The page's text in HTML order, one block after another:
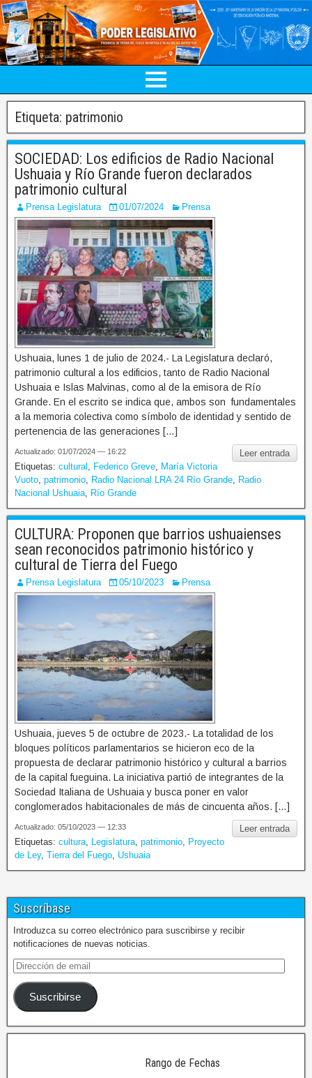
Etiqueta: patrimonio
SOCIEDAD: Los edificios de Radio Nacional
Ushuaia y Río Grande fueron declarados
patrimonio cultural
Prensa Legislatura 01/07/2024 Prensa
Ushuaia, lunes 1 de julio de 2024.- La Legislatura declaró,
patrimonio cultural a los edificios, tanto de Radio Nacional
Ushuaia e Islas Malvinas, como al de la emisora de Río
Grande. En el escrito se indica que, ambos son fundamentales
a la memoria colectiva como símbolo de identidad y sentido de
pertenencia de las generaciones […]
Leer entrada
Actualizado: 01/07/2024 — 16:22
Etiquetas: cultural Federico Greve
María Victoria
Vuoto patrimonio Radio Nacional LRA 24 Río Grande
Radio
Nacional Ushuaia
Río Grande
CULTURA: Proponen que barrios ushuaienses
sean reconocidos patrimonio histórico y
cultural de Tierra del Fuego
Prensa Legislatura 05/10/2023 Prensa
Ushuaia, jueves 5 de octubre de 2023.- La totalidad de los
bloques políticos parlamentarios se hicieron eco de la
propuesta de declarar patrimonio histórico y cultural a barrios
de la capital fueguina. La iniciativa partió de integrantes de la
Sociedad Italiana de Ushuaia y busca poner en valor
conglomerados habitacionales de más de cincuenta años. […]
Leer entrada
Actualizado: 05/10/2023 — 12:33
Etiquetas: cultura Legislatura patrimonio
Proyecto
de Ley, Tierra del Fuego Ushuaia
Suscríbase
Introduzca su correo electrónico para suscribirse y recibir
notificaciones de nuevas noticias.
Suscribirse
Rango de Fechas